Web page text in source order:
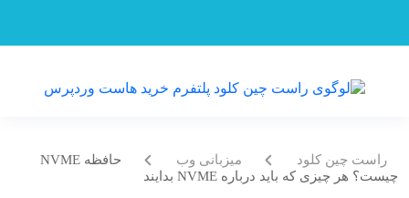
راست چین کلود میزبانی وب
حافظه NVME
چیست؟ هر چیزی که باید درباره NVME بدایند